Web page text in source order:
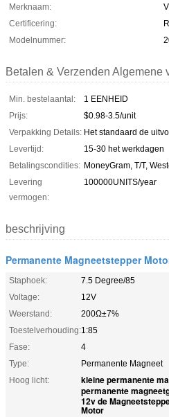
Merknaam:
Certificering:
Modelnummer:
Betalen & Verzenden Algemene
Min. bestelaantal:
1 EENHEID
Prijs:
$0.98-3.5/unit
Verpakking Details: Het standaard de
Levertijd:
15-30 het werkdagen
Betalingscondities: MoneyGram, T/T,
Levering
vermogen:
100000UNITS/year
beschrijving
Permanente Magneetstepper
Staphoek:
7.5 Degree/85
Voltage:
12V
Weerstand:
200Ω±7%
Toestelverhouding:1:85
Fase:
4
Type:
Permanente Magneet
Hoog licht:
kleine permanente
permanente
12v de
Motor